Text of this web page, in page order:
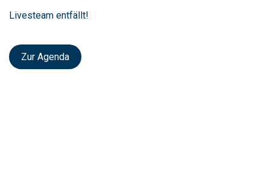
Livesteam entfällt!
Zur Agenda